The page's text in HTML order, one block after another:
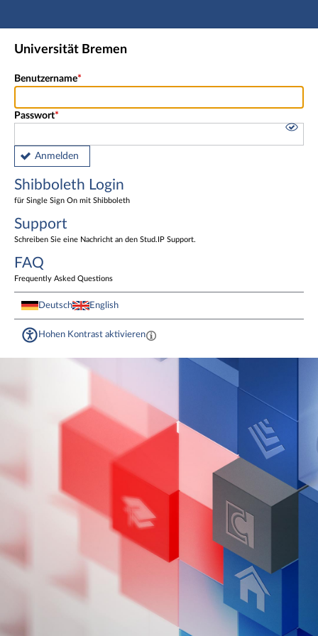
Hauptnavigation
Shibboleth Login
Universität Bremen
Benutzername
Passwort
Anmelden
Shibboleth Login
für Single Sign On mit Shibboleth
Support
Schreiben Sie eine Nachricht an den Stud.IP Support.
FAQ
Frequently Asked Questions
Deutsch English
Hohen Kontrast aktivieren